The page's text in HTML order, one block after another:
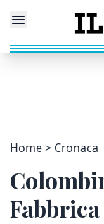
Home Cronaca
Fabbrica